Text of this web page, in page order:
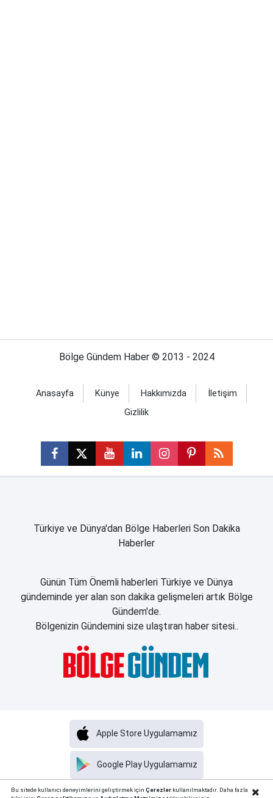
Bölge Gündem Haber © 2013 - 2024
Anasayfa Künye Hakkımızda
İletişim
Gizlilik
Türkiye ve Dünya'dan Bölge Haberleri Son Dakika
Haberler
Günün Tüm Önemli haberleri Türkiye ve Dünya
gündeminde yer alan son dakika gelişmeleri artık Bölge
Gündem'de.
Bölgenizin Gündemini size ulaştıran haber sitesi..
Haber Portalı Yazılımı
Google Play Uygulamamız
Apple Store Uygulamamız
Bu sitede kullanıcı deneyimlerini geliştirmek için Çerezlerkullanılmaktadır. Daha fazla